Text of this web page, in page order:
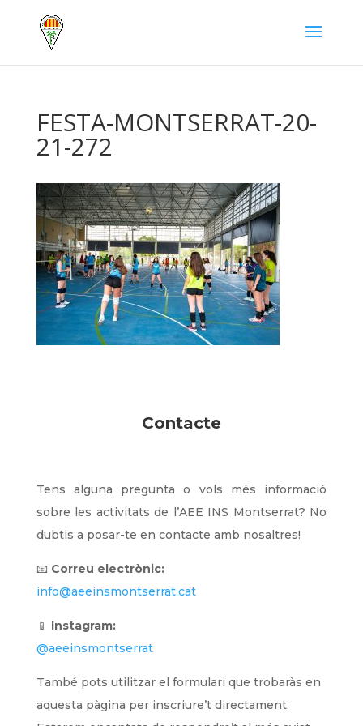
FESTA-MONTSERRAT-20-
21-272
Contacte
Tens alguna pregunta o vols més informació
sobre les activitats de l’AEE INS Montserrat? No
dubtis a posar-te en contacte amb nosaltres!
📧 Correu electrònic:
info@aeeinsmontserrat.cat
📱 Instagram:
@aeeinsmontserrat
També pots utilitzar el formulari que trobaràs en
aquesta pàgina per inscriure’t directament.